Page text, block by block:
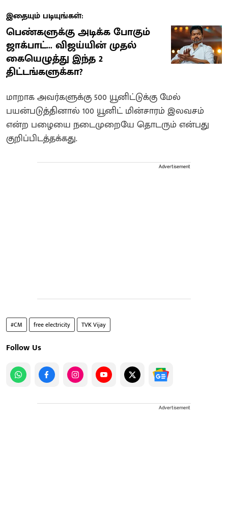
இதையும் படியுங்கள்:
பெண்களுக்கு அடிக்க போகும்
ஜாக்பாட்... விஜய்யின் முதல்
கையெழுத்து இந்த 2
திட்டங்களுக்கா?
மாறாக அவர்களுக்கு 500 யூனிட்டுக்கு மேல்
பயன்படுத்தினால் 100 யூனிட் மின்சாரம் இலவசம்
என்ற பழையை நடைமுறையே தொடரும் என்பது
குறிப்பிடத்தக்கது.
Advertisement
#CM free electricity TVK Vijay
Follow Us
Advertisement